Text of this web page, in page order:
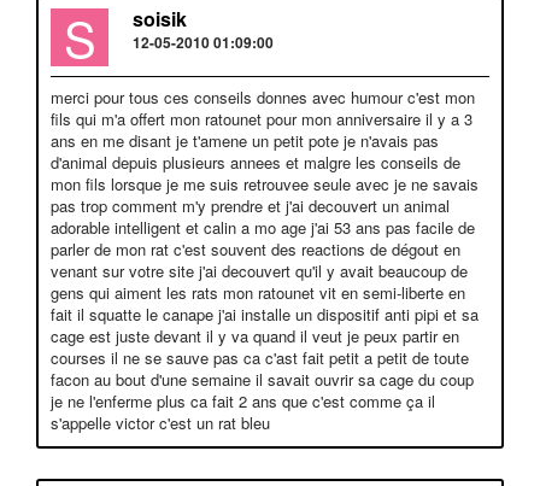
S soisik
12-05-2010 01:09:00
merci pour tous ces conseils donnes avec humour c'est mon
fils qui m'a offert mon ratounet pour mon anniversaire il y a 3
ans en me disant je t'amene un petit pote je n'avais pas
d'animal depuis plusieurs annees et malgre les conseils de
mon fils lorsque je me suis retrouvee seule avec je ne savais
pas trop comment m'y prendre et j'ai decouvert un animal
adorable intelligent et calin a mo age j'ai 53 ans pas facile de
parler de mon rat c'est souvent des reactions de dégout en
venant sur votre site j'ai decouvert qu'il y avait beaucoup de
gens qui aiment les rats mon ratounet vit en semi-liberte en
fait il squatte le canape j'ai installe un dispositif anti pipi et sa
cage est juste devant il y va quand il veut je peux partir en
courses il ne se sauve pas ca c'ast fait petit a petit de toute
facon au bout d'une semaine il savait ouvrir sa cage du coup
je ne l'enferme plus ca fait 2 ans que c'est comme ça il
s'appelle victor c'est un rat bleu